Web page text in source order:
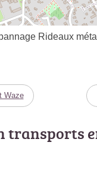
Rideaux
Waze
transports